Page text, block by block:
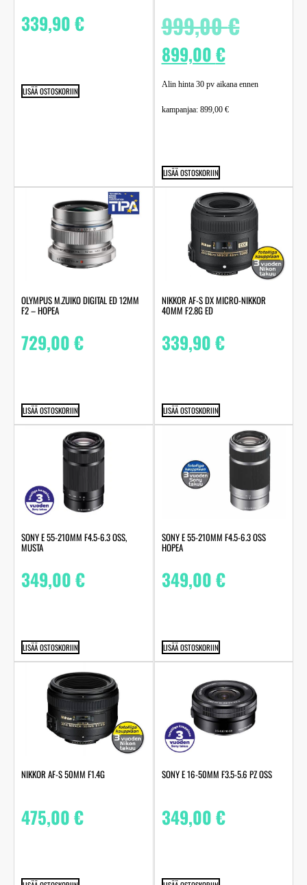
339,90€
LISÄÄ OSTOSKORIIN
999,00€
899,00€
Alin hinta 30 pv aikana ennen
kampanjaa: 899,00 €
LISÄÄ OSTOSKORIIN
OLYMPUS M.ZUIKO DIGITAL ED 12MM
F2 – HOPEA
729,00€
LISÄÄ OSTOSKORIIN
NIKKOR AF-S DX MICRO-NIKKOR
40MM F2.8G ED
339,90€
LISÄÄ OSTOSKORIIN
SONY E 55-210MM F4.5-6.3 OSS,
MUSTA
349,00€
LISÄÄ OSTOSKORIIN
SONY E 55-210MM F4.5-6.3 OSS
HOPEA
349,00€
LISÄÄ OSTOSKORIIN
NIKKOR AF-S 50MM F1.4G
475,00€
SONY E 16-50MM F3.5-5.6 PZ OSS
349,00€